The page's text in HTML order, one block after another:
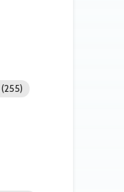
(255)